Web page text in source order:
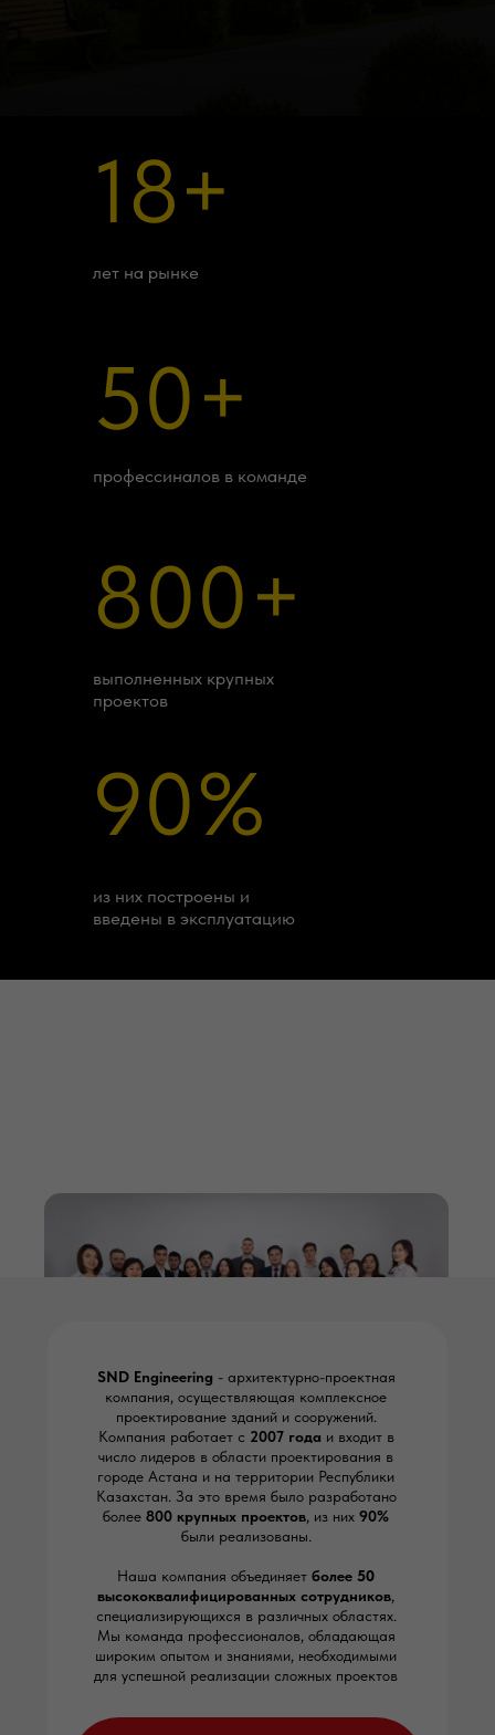
лет на рынке
18+
профессиналов в команде
50+
выполненных крупных
проектов
800+
из них построены и
введены в эксплуатацию
90%
SND Engineering - архитектурно-проектная
компания, осуществляющая комплексное
проектирование зданий и сооружений.
Компания работает с 2007 года и входит в
число лидеров в области проектирования в
городе Астана и на территории Республики
Казахстан. За это время было разработано
более 800 крупных проектов, из них 90%
были реализованы.
Наша компания объединяет более 50
высококвалифицированных сотрудников,
специализирующихся в различных областях.
Мы команда профессионалов, обладающая
широким опытом и знаниями, необходимыми
для успешной реализации сложных проектов